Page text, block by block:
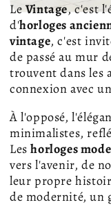
LeVintage, c'est
d'horloges
vintage, c'est
de passé au mur
trouvent dans les
connexion avec
À l'opposé,
minimalistes,
Leshorloges
vers l'avenir, de
leur propre
de modernité, un